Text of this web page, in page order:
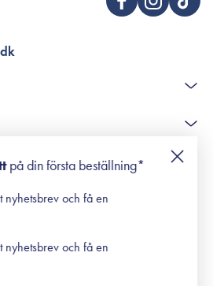
svar
på din första beställning*
nyhetsbrev och få en
nyhetsbrev och få en